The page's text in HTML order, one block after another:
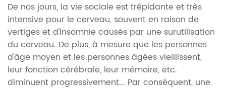
De nos jours, la vie sociale est trépidante et très
intensive pour le cerveau, souvent en raison de
vertiges et d'insomnie causés par une surutilisation
du cerveau. De plus, à mesure que les personnes
d'âge moyen et les personnes âgées vieillissent,
leur fonction cérébrale, leur mémoire, etc.
diminuent progressivement... Par conséquent, une